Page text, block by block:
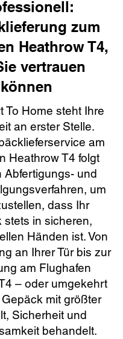
zum
Heathrow T4,
vertrauen
können
To Home steht Ihre
an erster Stelle.
am
Heathrow T4 folgt
Abfertigungs- und
um
dass Ihr
stets in sicheren,
Händen ist. Von
an Ihrer Tür bis zur
am Flughafen
– oder umgekehrt
mit größter
Sicherheit und
behandelt.